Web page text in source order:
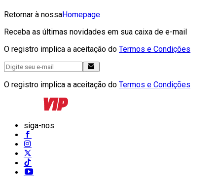
Retornar à nossaHomepage
Receba as últimas novidades em sua caixa de e-mail
O registro implica a aceitação do Termos e Condições
O registro implica a aceitação do Termos e Condições
siga-nos